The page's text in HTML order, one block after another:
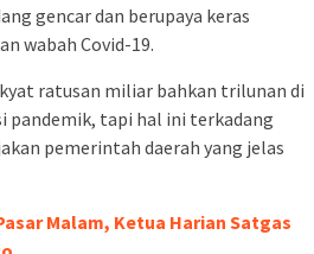
gencar dan berupaya keras
wabah Covid-19.
ratusan miliar bahkan trilunan di
pandemik, tapi hal ini terkadang
pemerintah daerah yang jelas
Malam, Ketua Harian Satgas